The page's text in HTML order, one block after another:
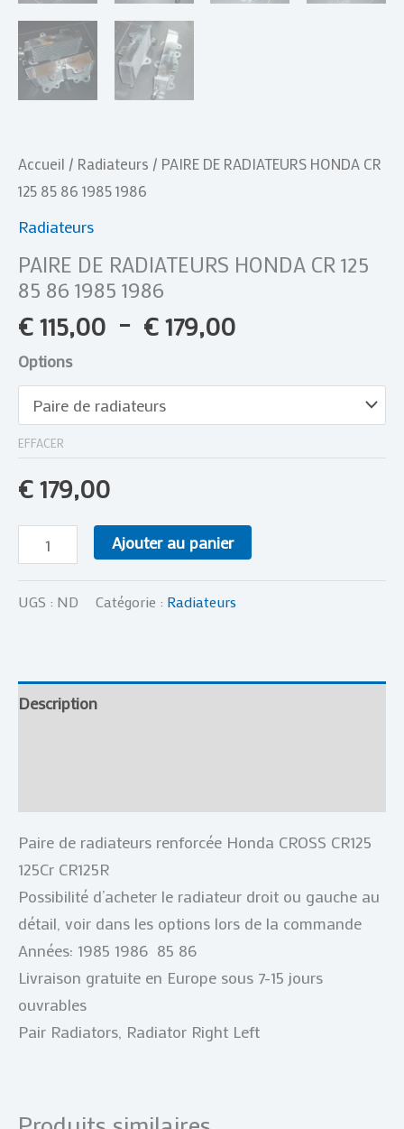
Accueil / Radiateurs / PAIRE DE RADIATEURS HONDA CR
125 85 86 1985 1986
Radiateurs
PAIRE DE RADIATEURS HONDA CR 125
85 86 1985 1986
€115,00 – €179,00
Options
EFFACER
€179,00
Ajouter au panier
UGS : ND Catégorie : Radiateurs
Description
Paire de radiateurs renforcée Honda CROSS CR125
125Cr CR125R
Possibilité d’acheter le radiateur droit ou gauche au
détail, voir dans les options lors de la commande
Années: 1985 1986 85 86
Livraison gratuite en Europe sous 7-15 jours
ouvrables
Pair Radiators, Radiator Right Left